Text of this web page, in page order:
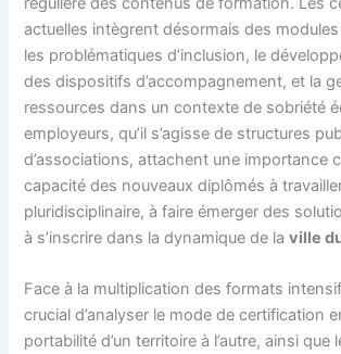
actuelles intègrent désormais des
les problématiques d’inclusion, le
des dispositifs d’accompagnement, et la
ressources dans un contexte de sobriété
employeurs, qu’il s’agisse de structures
d’associations, attachent une importance
capacité des nouveaux diplômés à
pluridisciplinaire, à faire émerger des
à s’inscrire dans la dynamique de laville
Face à la multiplication des formats
crucial d’analyser le mode de certification
portabilité d’un territoire à l’autre, ainsi que